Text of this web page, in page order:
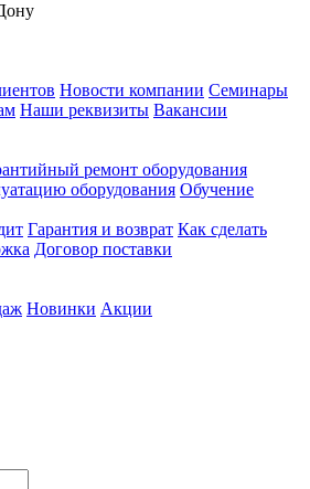
Новости компании Семинары
Наши реквизиты Вакансии
ремонт оборудования
оборудования Обучение
Гарантия и возврат Как сделать
Договор поставки
Новинки Акции